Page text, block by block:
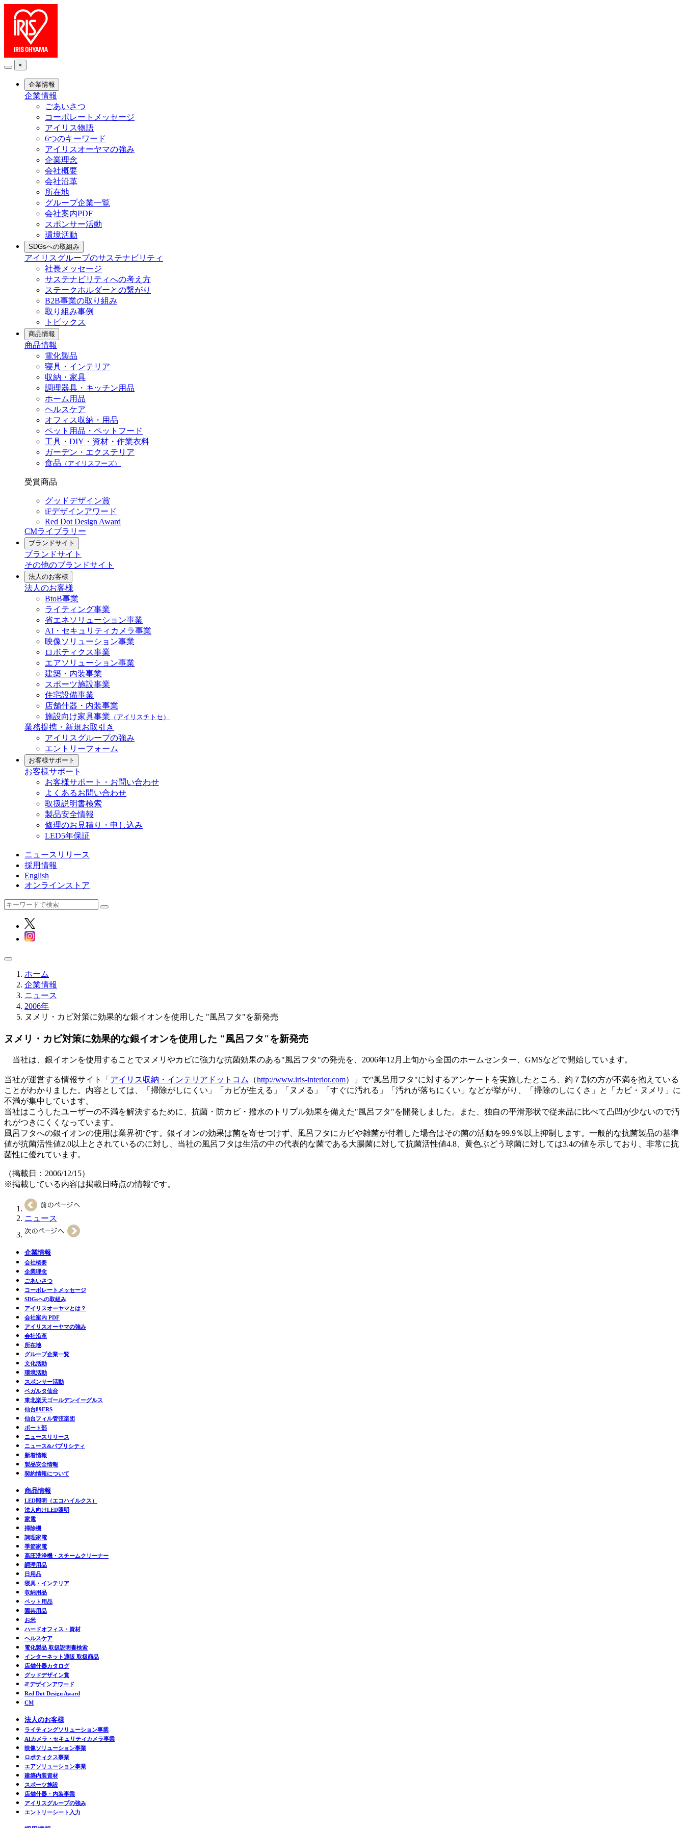
×
企業情報
企業情報
ごあいさつ
コーポレートメッセージ
アイリス物語
6つのキーワード
アイリスオーヤマの強み
企業理念
会社概要
会社沿革
所在地
グループ企業一覧
会社案内PDF
スポンサー活動
環境活動
SDGsへの取組み
アイリスグループのサステナビリティ
社長メッセージ
サステナビリティへの考え方
ステークホルダーとの繋がり
B2B事業の取り組み
取り組み事例
トピックス
商品情報
商品情報
電化製品
寝具・インテリア
収納・家具
調理器具・キッチン用品
ホーム用品
ヘルスケア
オフィス収納・用品
ペット用品・ペットフード
工具・DIY・資材・作業衣料
ガーデン・エクステリア
食品 （アイリスフーズ）
受賞商品
グッドデザイン賞
iFデザインアワード
Red Dot Design Award
CMライブラリー
ブランドサイト
ブランドサイト
その他のブランドサイト
法人のお客様
法人のお客様
BtoB事業
ライティング事業
省エネソリューション事業
AI・セキュリティカメラ事業
映像ソリューション事業
ロボティクス事業
エアソリューション事業
建築・内装事業
スポーツ施設事業
住宅設備事業
店舗什器・内装事業
施設向け家具事業 （アイリスチトセ）
業務提携・新規お取引き
アイリスグループの強み
エントリーフォーム
お客様サポート
お客様サポート
お客様サポート・お問い合わせ
よくあるお問い合わせ
取扱説明書検索
製品安全情報
修理のお見積り・申し込み
LED5年保証
ニュースリリース
採用情報
English
オンラインストア
ホーム
企業情報
ニュース
2006年
ヌメリ・カビ対策に効果的な銀イオンを使用した "風呂フタ"を新発売
ヌメリ・カビ対策に効果的な銀イオンを使用した "風呂フタ"を新発売
当社は、銀イオンを使用することでヌメリやカビに強力な抗菌効果のある"風呂フタ"の発売を、2006年12月上旬から全国のホームセンター、GMSなどで開始しています。
当社が運営する情報サイト「 アイリス収納・インテリアドットコム （http://www.iris-interior.com）」で"風呂用フタ"に対するアンケートを実施したところ、約７割の方が不満を抱えている
ことがわかりました。内容としては、「掃除がしにくい」「カビが生える」「ヌメる」「すぐに汚れる」「汚れが落ちにくい」などが挙がり、「掃除のしにくさ」と「カビ・ヌメリ」に
不満が集中しています。
当社はこうしたユーザーの不満を解決するために、抗菌・防カビ・撥水のトリプル効果を備えた"風呂フタ"を開発しました。また、独自の平滑形状で従来品に比べて凸凹が少ないので汚
れがつきにくくなっています。
風呂フタへの銀イオンの使用は業界初です。銀イオンの効果は菌を寄せつけず、風呂フタにカビや雑菌が付着した場合はその菌の活動を99.9％以上抑制します。一般的な抗菌製品の基準
値が抗菌活性値2.0以上とされているのに対し、当社の風呂フタは生活の中の代表的な菌である大腸菌に対して抗菌活性値4.8、黄色ぶどう球菌に対しては3.4の値を示しており、非常に抗
菌性に優れています。
（掲載日：2006/12/15）
※掲載している内容は掲載日時点の情報です。
ニュース
企業情報
会社概要
企業理念
ごあいさつ
コーポレートメッセージ
SDGsへの取組み
アイリスオーヤマとは？
会社案内 PDF
アイリスオーヤマの強み
会社沿革
所在地
グループ企業一覧
文化活動
環境活動
スポンサー活動
ベガルタ仙台
東北楽天ゴールデンイーグルス
仙台89ERS
仙台フィル管弦楽団
ボート部
ニュースリリース
ニュース&パブリシティ
新着情報
製品安全情報
契約情報について
商品情報
LED照明（エコハイルクス）
法人向けLED照明
家電
掃除機
調理家電
季節家電
高圧洗浄機・スチームクリーナー
調理用品
日用品
寝具・インテリア
収納用品
ペット用品
園芸用品
お米
ハードオフィス・資材
ヘルスケア
電化製品 取扱説明書検索
インターネット通販 取扱商品
店舗什器カタログ
グッドデザイン賞
iFデザインアワード
Red Dot Design Award
CM
法人のお客様
ライティングソリューション事業
AIカメラ・セキュリティカメラ事業
映像ソリューション事業
ロボティクス事業
エアソリューション事業
建築内装資材
スポーツ施設
店舗什器・内装事業
アイリスグループの強み
エントリーシート入力